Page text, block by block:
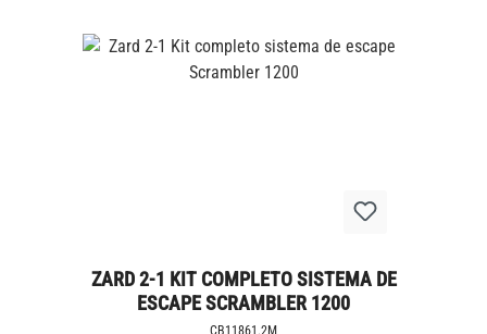
ZARD 2-1 KIT COMPLETO SISTEMA DE
ESCAPE SCRAMBLER 1200